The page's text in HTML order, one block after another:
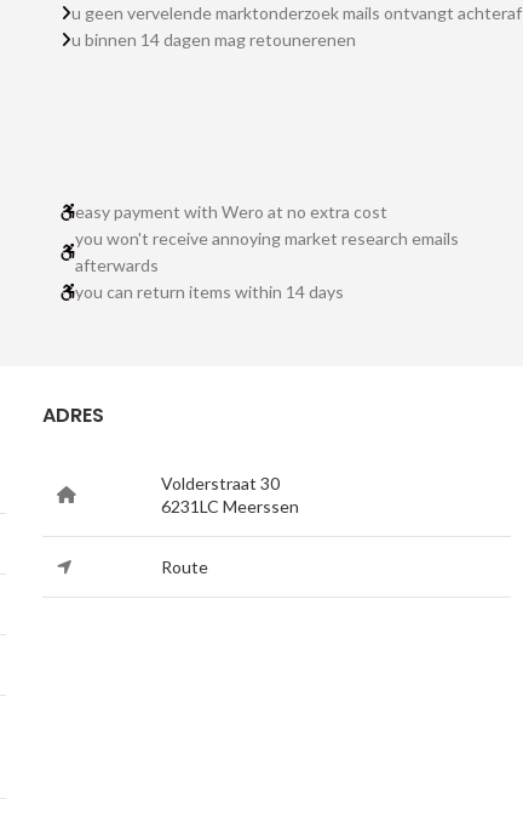
u geen vervelende marktonderzoek mails ontvangt achteraf
u binnen 14 dagen mag retounerenen
easy payment with Wero at no extra cost
you won't receive annoying market research emails
afterwards
you can return items within 14 days
ADRES
Volderstraat 30
6231LC Meerssen
Route